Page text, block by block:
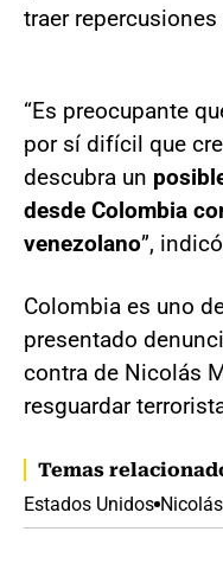
traer
“Es preocupante
por sí difícil que
descubra un
desde Colombia
venezolano”,
Colombia es uno
presentado
contra de Nicolás
resguardar
Temas
Estados Unidos